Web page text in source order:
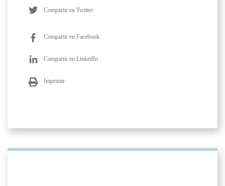
Compartir en Twitter
Compartir en Facebook
Compartir en LinkedIn
Imprimir